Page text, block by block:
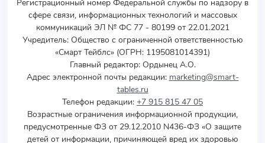
Регистрационный номер Федеральной службы по надзору в
сфере связи, информационных технологий и массовых
коммуникаций ЭЛ № ФС 77 - 80199 от 22.01.2021
Учредитель: Общество с ограниченной ответственностью
«Смарт Тейблс» (ОГРН: 1195081014391)
Главный редактор: Ордынец А.О.
Адрес электронной почты редакции: marketing@smart-
tables.ru
Телефон редакции: +7 915 815 47 05
Возрастные ограничения информационной продукции,
предусмотренные ФЗ от 29.12.2010 N436-ФЗ «О защите
детей от информации, причиняющей вред их здоровью